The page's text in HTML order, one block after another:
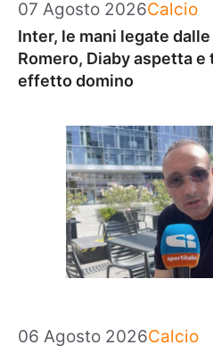
07 Agosto 2026Calcio
Inter, le mani legate
Romero, Diaby aspetta
effetto domino
06 Agosto 2026Calcio